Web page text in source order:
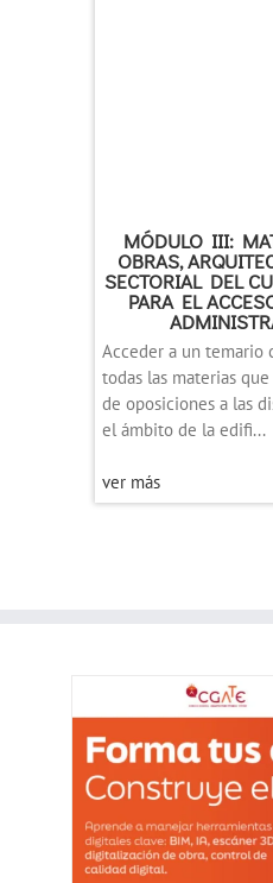
MÓDULO III:
OBRAS,
SECTORIAL DEL
PARA EL
Acceder a un temario
todas las materias
de oposiciones a las
el ámbito de la edifi...
ver más